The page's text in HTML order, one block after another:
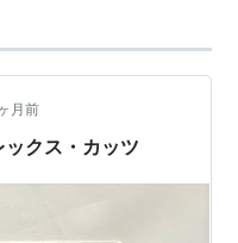
月前
小さな絵画 / アレックス・カッツ